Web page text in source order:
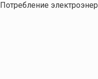
Потребление